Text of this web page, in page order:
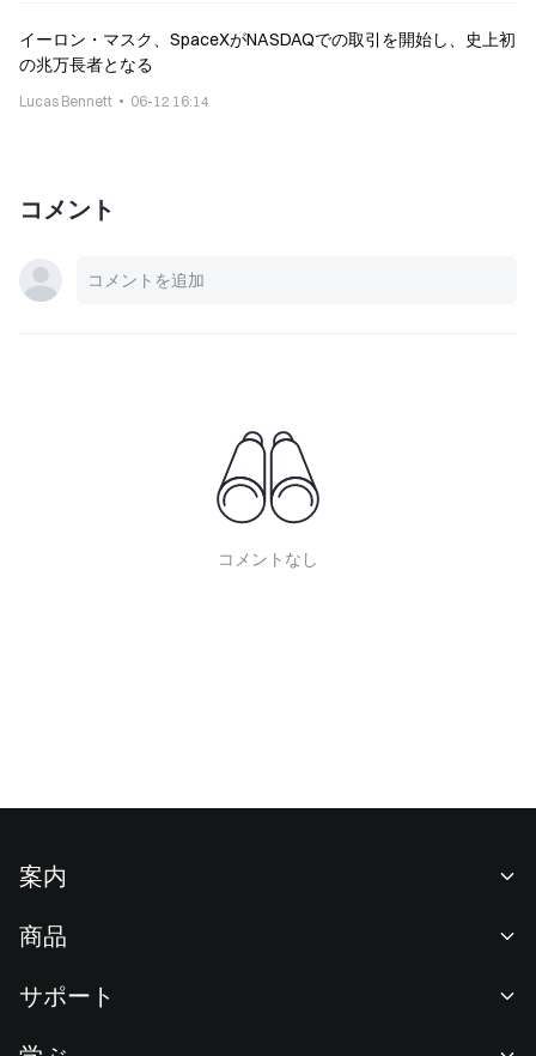
イーロン・マスク、SpaceXがNASDAQでの取引を開始し、史上初
の兆万長者となる
Lucas Bennett 06-12 16:14
コメント
コメントなし
案内
ニュースルーム
F1 Oracle Red Bull Racing 公式スポンサー
商品
サポート